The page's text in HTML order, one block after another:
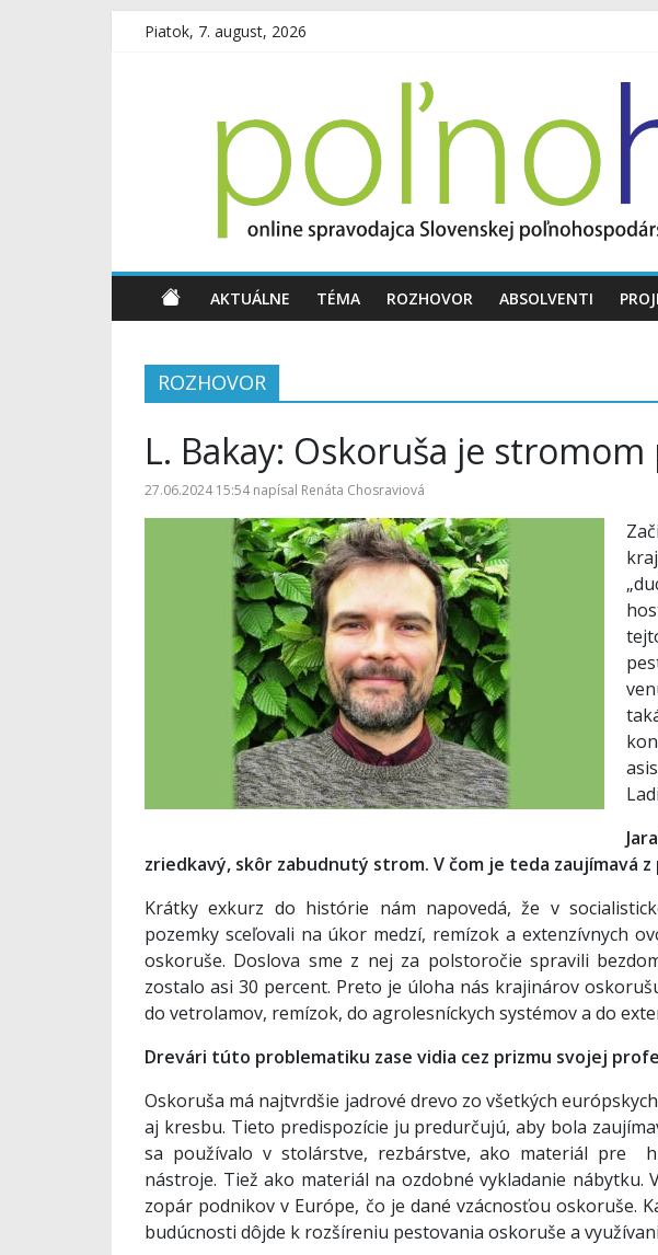
Piatok, 7. august, 2026
AKTUÁLNE TÉMA ROZHOVOR ABSOLVENTI
ROZHOVOR
L. Bakay: Oskoruša je
27.06.2024 15:54napísal Renáta Chosraviová
zriedkavý, skôr zabudnutý strom. V čom je teda zaujímavá
Krátky exkurz do histórie nám napovedá, že v
pozemky sceľovali na úkor medzí, remízok a extenzívnych
oskoruše. Doslova sme z nej za polstoročie spravili
zostalo asi 30 percent. Preto je úloha nás krajinárov
do vetrolamov, remízok, do agrolesníckych systémov a do
Drevári túto problematiku zase vidia cez prizmu svojej
Oskoruša má najtvrdšie jadrové drevo zo všetkých
aj kresbu. Tieto predispozície ju predurčujú, aby bola
sa používalo v stolárstve, rezbárstve, ako materiál pre
nástroje. Tiež ako materiál na ozdobné vykladanie nábytku.
zopár podnikov v Európe, čo je dané vzácnosťou oskoruše.
budúcnosti dôjde k rozšíreniu pestovania oskoruše a